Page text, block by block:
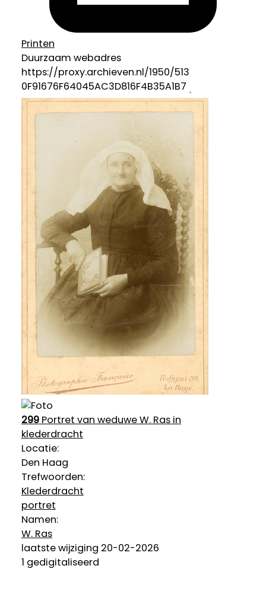
Printen
Duurzaam webadres
299Portret van weduwe W. Ras in
klederdracht
Locatie:
Den Haag
Trefwoorden:
Klederdracht
portret
Namen:
W. Ras
laatste wijziging 20-02-2026
1 gedigitaliseerd